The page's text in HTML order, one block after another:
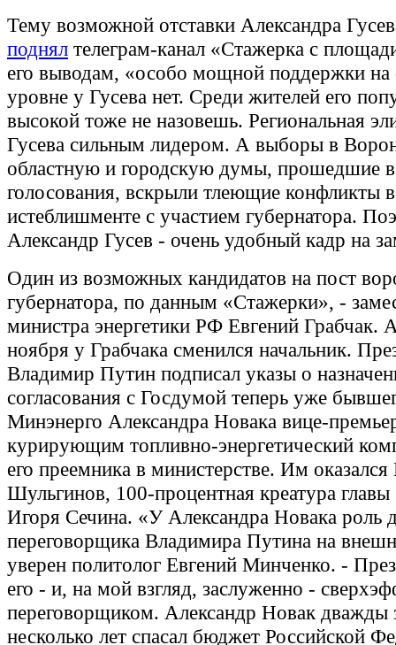
Тему возможной отставки Александра
поднял телеграм-канал «Стажерка с
его выводам, «особо мощной поддержки на
уровне у Гусева нет. Среди жителей его
высокой тоже не назовешь. Региональная
Гусева сильным лидером. А выборы в
областную и городскую думы, прошедшие
голосования, вскрыли тлеющие конфликты в
истеблишменте с участием губернатора.
Александр Гусев - очень удобный кадр на
Один из возможных кандидатов на пост
губернатора, по данным «Стажерки», -
министра энергетики РФ Евгений Грабчак.
ноября у Грабчака сменился начальник.
Владимир Путин подписал указы о
согласования с Госдумой теперь уже
Минэнерго Александра Новака вице-
курирующим топливно-энергетический
его преемника в министерстве. Им
Шульгинов, 100-процентная креатура главы
Игоря Сечина. «У Александра Новака роль
переговорщика Владимира Путина на
уверен политолог Евгений Минченко. -
его - и, на мой взгляд, заслуженно -
переговорщиком. Александр Новак дважды
несколько лет спасал бюджет Российской